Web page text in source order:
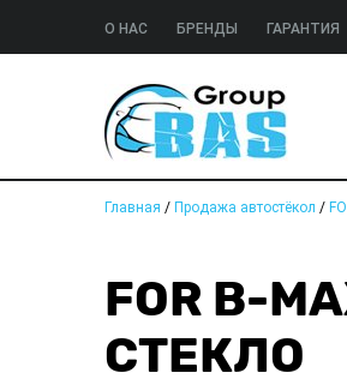
О НАС БРЕНДЫ ГАРАНТИЯ
Главная / Продажа автостёкол /
FOR B-
СТЕКЛО